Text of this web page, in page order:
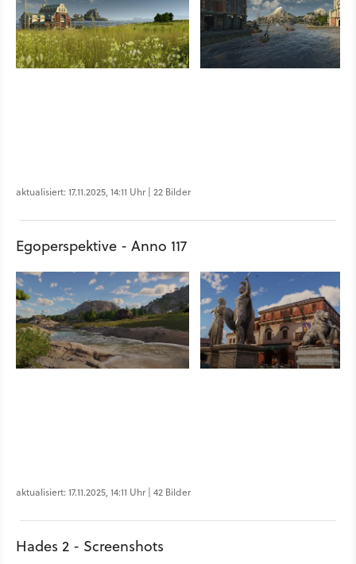
aktualisiert: 17.11.2025, 14:11 Uhr | 22 Bilder
Egoperspektive - Anno 117
aktualisiert: 17.11.2025, 14:11 Uhr | 42 Bilder
Hades 2 - Screenshots